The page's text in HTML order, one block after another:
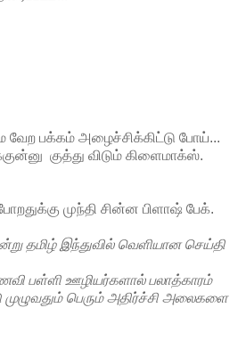
பக்கம் அழைச்சிக்கிட்டு போய்...
குத்து விடும் கிளைமாக்ஸ்.
முந்தி சின்ன பிளாஷ் பேக்.
தமிழ் இந்துவில் வெளியான செய்தி
பள்ளி ஊழியர்களால் பலாத்காரம்
முழுவதும் பெரும் அதிர்ச்சி அலைகளை